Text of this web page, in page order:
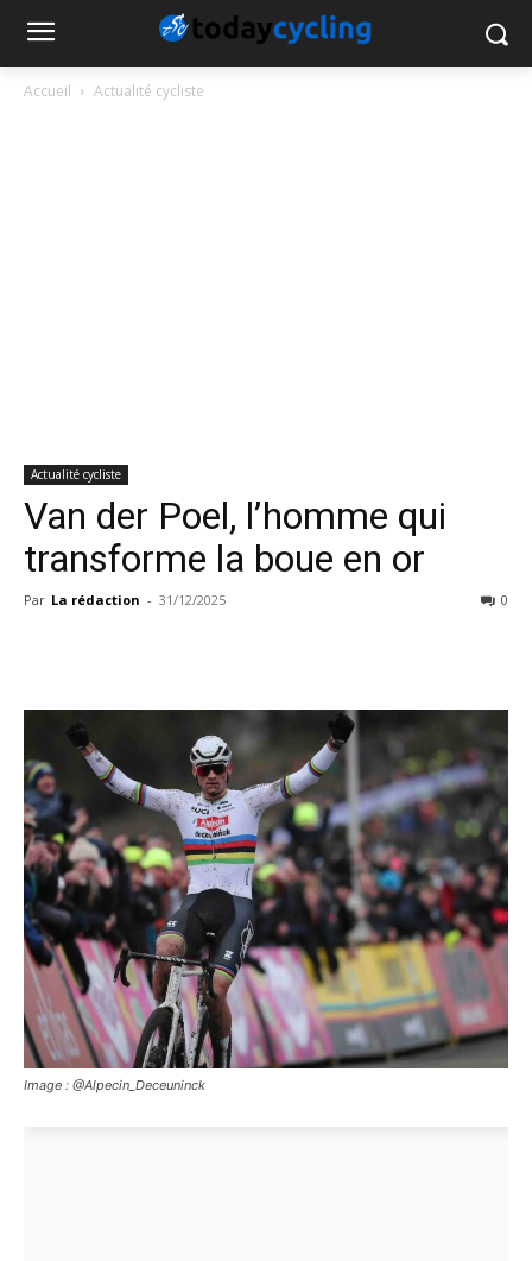
Accueil Actualité cycliste
Actualité cycliste
Van der Poel, l’homme qui
transforme la boue en or
Par La rédaction - 31/12/2025 0
Image : @Alpecin_Deceuninck